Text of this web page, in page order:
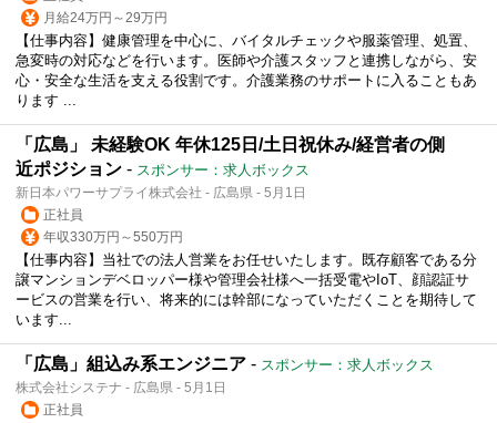
月給24万円～29万円
【仕事内容】健康管理を中心に、バイタルチェックや服薬管理、処置、
急変時の対応などを行います。医師や介護スタッフと連携しながら、安
心・安全な生活を支える役割です。介護業務のサポートに入ることもあ
ります ...
「広島」 未経験OK 年休125日/土日祝休み/経営者の側
近ポジション - スポンサー：求人ボックス
新日本パワーサプライ株式会社 - 広島県 - 5月1日
正社員
年収330万円～550万円
【仕事内容】当社での法人営業をお任せいたします。既存顧客である分
譲マンションデベロッパー様や管理会社様へ一括受電やIoT、顔認証サ
ービスの営業を行い、将来的には幹部になっていただくことを期待して
います...
「広島」組込み系エンジニア - スポンサー：求人ボックス
株式会社システナ - 広島県 - 5月1日
正社員